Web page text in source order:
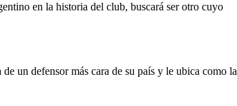
en la historia del club, buscará ser otro cuyo
un defensor más cara de su país y le ubica como la